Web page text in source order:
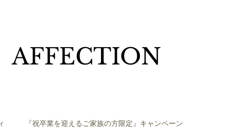
​AFFECTION
『祝卒業を迎えるご家族の方限定』キャンペーン